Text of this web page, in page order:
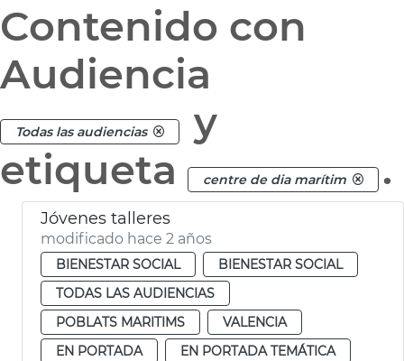
Contenido con
Audiencia
Todas las audiencias
y
etiqueta
centre de dia marítim .
Jóvenes talleres
modificado hace 2 años
BIENESTAR SOCIAL
BIENESTAR SOCIAL
TODAS LAS AUDIENCIAS
POBLATS MARITIMS
VALENCIA
EN PORTADA
EN PORTADA TEMÁTICA